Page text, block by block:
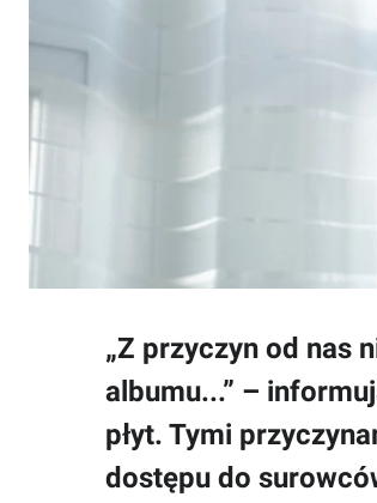
„Z przyczyn od nas
albumu...” –
płyt. Tymi
dostępu do